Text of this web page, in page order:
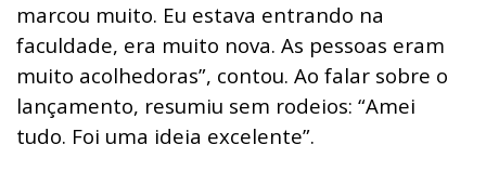
marcou muito. Eu estava entrando na
faculdade, era muito nova. As pessoas eram
muito acolhedoras”, contou. Ao falar sobre o
lançamento, resumiu sem rodeios: “Amei
tudo. Foi uma ideia excelente”.